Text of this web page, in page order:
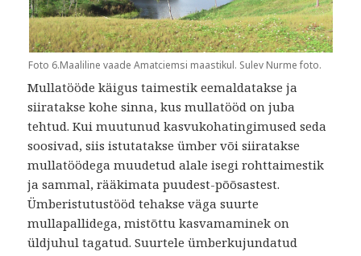
Foto 6.Maaliline vaade Amatciemsi maastikul. Sulev Nurme foto.
Mullatööde käigus taimestik eemaldatakse ja
siiratakse kohe sinna, kus mullatööd on juba
tehtud. Kui muutunud kasvukohatingimused seda
soosivad, siis istutatakse ümber või siiratakse
mullatöödega muudetud alale isegi rohttaimestik
ja sammal, rääkimata puudest-põõsastest.
Ümberistutustööd tehakse väga suurte
mullapallidega, mistõttu kasvamaminek on
üldjuhul tagatud. Suurtele ümberkujundatud